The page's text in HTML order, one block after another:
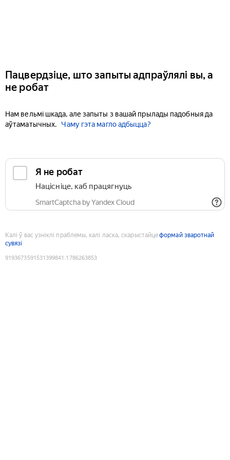
Пацвердзіце, што запыты адпраўлялі вы, а
не робат
Нам вельмі шкада, але запыты з вашай прылады падобныя да
аўтаматычных.
Чаму гэта магло адбыцца?
Я не робат
Націсніце, каб працягнуць
SmartCaptcha by Yandex Cloud
Калі ў вас узніклі праблемы, калі ласка, скарыстайцеформай зваротнай
сувязі
9193673591531399841 :1786263853